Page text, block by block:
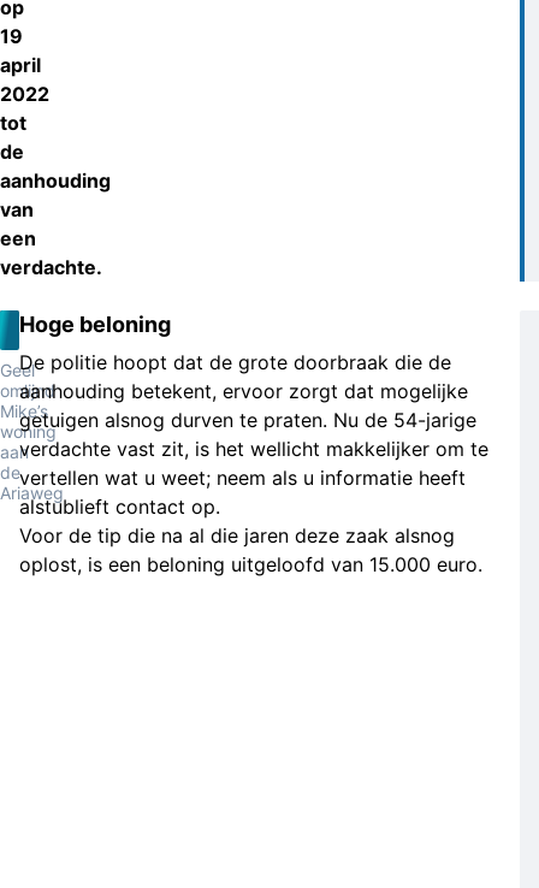
op
19
april
2022
tot
de
aanhouding
van
een
verdachte.
Geel
omlijnd
Mike’s
woning
aan
de
Ariaweg
Hoge beloning
De politie hoopt dat de grote doorbraak die de
aanhouding betekent, ervoor zorgt dat mogelijke
getuigen alsnog durven te praten. Nu de 54-jarige
verdachte vast zit, is het wellicht makkelijker om te
vertellen wat u weet; neem als u informatie heeft
alstublieft contact op.
Voor de tip die na al die jaren deze zaak alsnog
oplost, is een beloning uitgeloofd van 15.000 euro.